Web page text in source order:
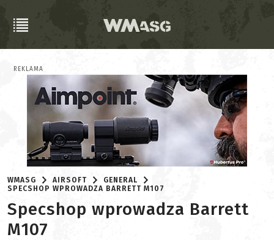
REKLAMA
WMASG AIRSOFT
GENERAL
SPECSHOP WPROWADZA BARRETT M107
Specshop wprowadza Barrett
M107